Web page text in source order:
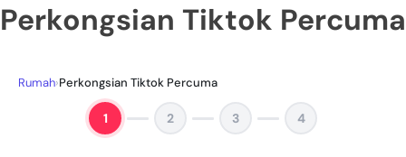
Perkongsian Tiktok Percuma
Rumah›Perkongsian Tiktok Percuma
1 2 3 4